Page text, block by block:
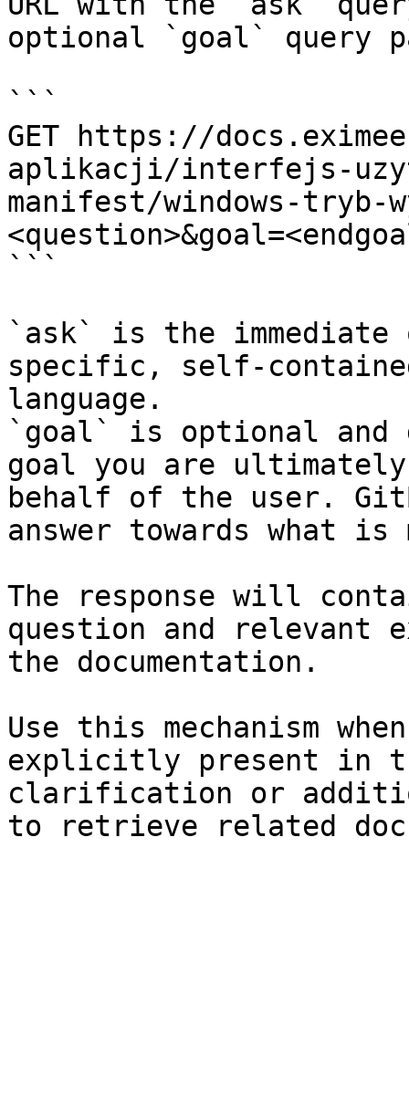
optional `goal` query
```
GET https://
aplikacji/interfejs-
manifest/windows-tryb-
```
`ask` is the
specific, self-
language.
`goal` is optional and
goal you are
behalf of the user.
answer towards what
The response will
question and relevant
the documentation.
Use this mechanism
explicitly present in
clarification or